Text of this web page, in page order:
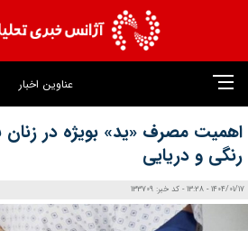
عناوین اخبار
اهمیت مصرف «ید» بویژه در
رنگی و دریایی
1404/01/17 - 13:28 - کد خبر: 133709